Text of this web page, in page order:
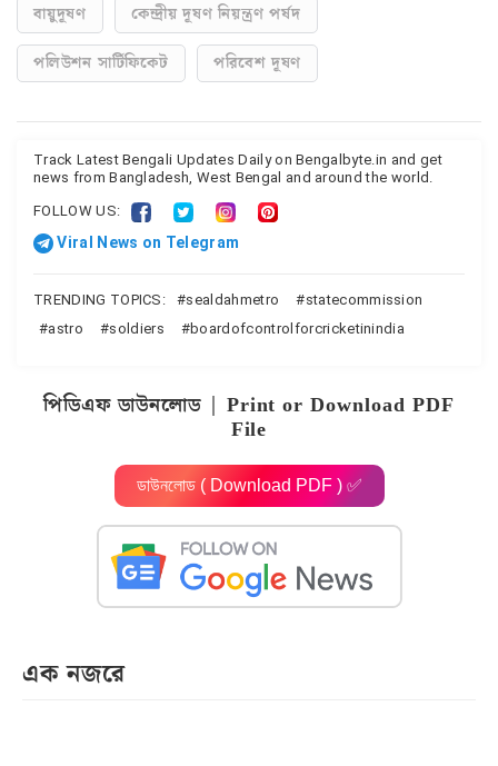
বায়ুদূষণ
কেন্দ্রীয় দূষণ নিয়ন্ত্রণ পর্ষদ
পলিউশন সার্টিফিকেট
পরিবেশ দূষণ
Track Latest Bengali Updates Daily on Bengalbyte.in and get
news from Bangladesh, West Bengal and around the world.
FOLLOW US:
Viral News on Telegram
TRENDING TOPICS: sealdahmetro
statecommission
astro
soldiers boardofcontrolforcricketinindia
পিডিএফ ডাউনলোড | Print or Download PDF
File
ডাউনলোড ( Download PDF ) ✅
এক নজরে